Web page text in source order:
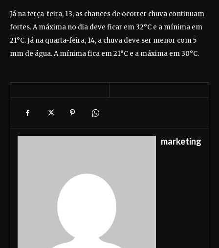
Já na terça-feira, 13, as chances de ocorrer chuva continuam
fortes. A máxima no dia deve ficar em 32°C e a mínima em
21°C. Já na quarta-feira, 14, a chuva deve ser menor com 5
mm de água. A mínima fica em 21°C e a máxima em 30°C.
marketing